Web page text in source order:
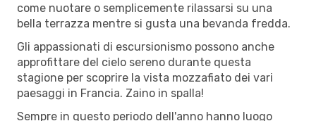
come nuotare o semplicemente rilassarsi su una
bella terrazza mentre si gusta una bevanda fredda.
Gli appassionati di escursionismo possono anche
approfittare del cielo sereno durante questa
stagione per scoprire la vista mozzafiato dei vari
paesaggi in Francia. Zaino in spalla!
Sempre in questo periodo dell'anno hanno luogo